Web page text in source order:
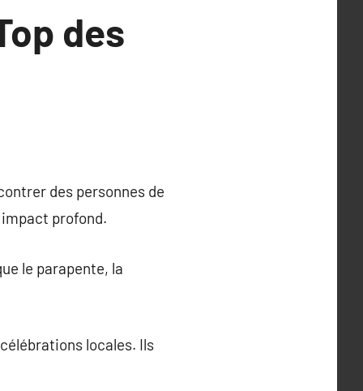
des
des personnes de
impact profond.
le parapente, la
locales. Ils